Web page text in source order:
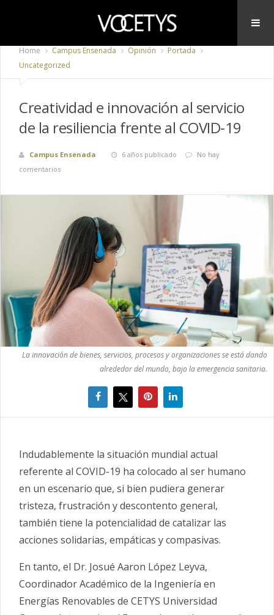
Home Campus Ensenada Opinión
Portada
Uncategorized
Creatividad e innovación al servicio
de la resiliencia frente al COVID-19
Campus Ensenada 6 años publicado
No hay
comentarios
La innovación de bienes, servicios, procesos y organizaciones se está dando
alrededor del mundo, bajo la emergencia sanitaria.
Indudablemente la situación mundial actual
referente al COVID-19 ha colocado al ser humano
en un escenario que, si bien pudiera generar
tristeza, frustración y descontento general,
también tiene la potencialidad de catalizar las
acciones solidarias, empáticas y compasivas.
En tanto, el Dr. Josué Aaron López Leyva,
Coordinador Académico de la Ingeniería en
Energías Renovables de CETYS Universidad